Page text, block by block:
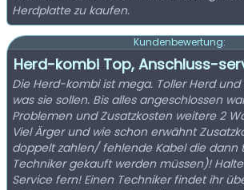
Herdplatte zu kaufen.
Kundenbewertung:
Herd-kombi Top, Anschluss-
Die Herd-kombi ist mega. Toller Herd
was sie sollen. Bis alles angeschlossen war sind aber mit
Problemen und Zusatzkosten weitere 2
Viel Ärger und wie schon erwähnt
doppelt zahlen/ fehlende Kabel die dann
Techniker gekauft werden müssen)!
Service fern! Einen Techniker findet ihr